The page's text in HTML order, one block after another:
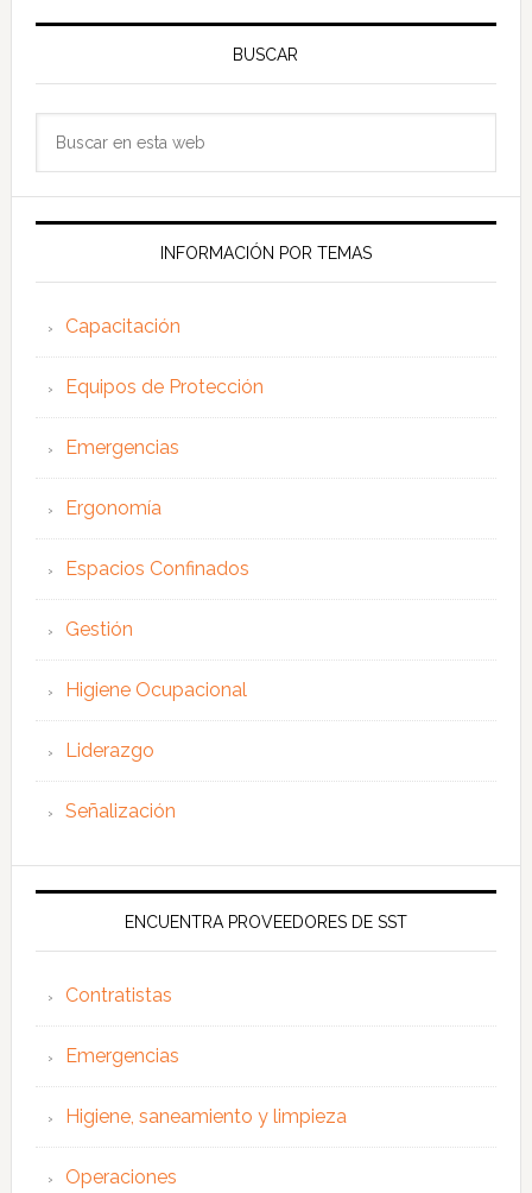
BUSCAR
web
INFORMACIÓN POR TEMAS
Capacitación
Equipos de Protección
Emergencias
Ergonomía
Espacios Confinados
Gestión
Higiene Ocupacional
Liderazgo
Señalización
ENCUENTRA PROVEEDORES DE SST
Contratistas
Emergencias
Higiene, saneamiento y limpieza
Operaciones